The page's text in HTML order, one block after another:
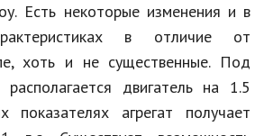
Есть некоторые изменения и в
в отличие от
хоть и не существенные. Под
двигатель на 1.5
показателях агрегат получает